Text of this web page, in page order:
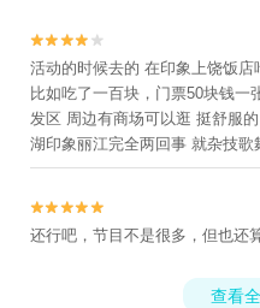


活动的时候去的 在印象上饶饭
比如吃了一百块，门票50块钱
发区 周边有商场可以逛 挺舒服
湖印象丽江完全两回事 就杂技歌


还行吧，节目不是很多，但也还
查看